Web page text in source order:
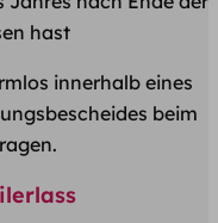
hast
innerhalb eines
beim